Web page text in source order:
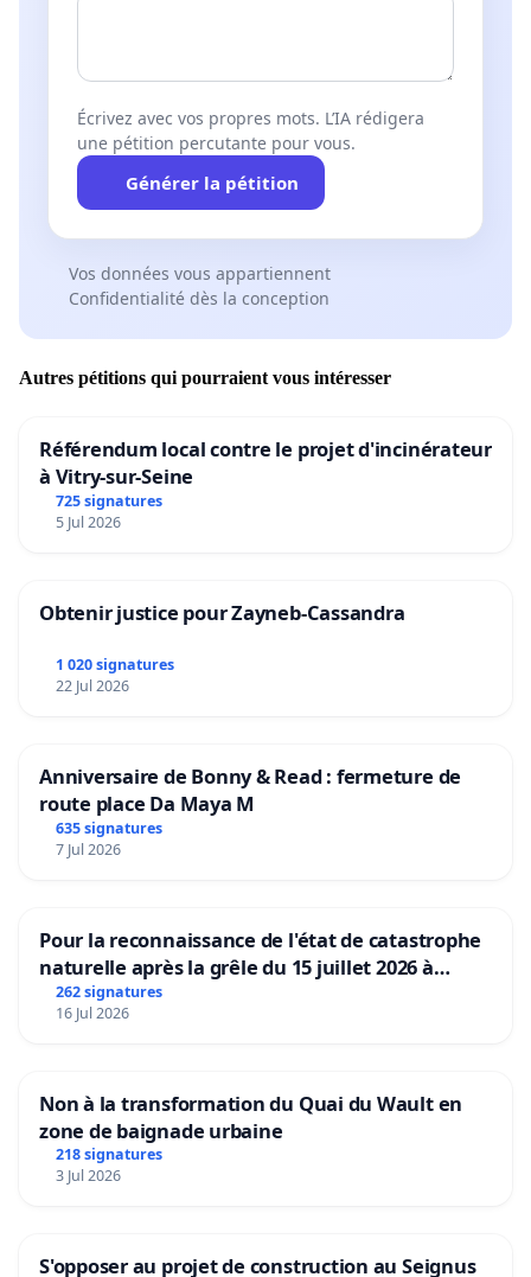
Écrivez avec vos propres mots. L’IA rédigera
une pétition percutante pour vous.
Générer la pétition
Vos données vous appartiennent
Confidentialité dès la conception
Autres pétitions qui pourraient vous intéresser
Référendum local contre le projet d'incinérateur
à Vitry-sur-Seine
725 signatures
5 Jul 2026
Obtenir justice pour Zayneb-Cassandra
1 020 signatures
22 Jul 2026
Anniversaire de Bonny & Read : fermeture de
route place Da Maya M
635 signatures
7 Jul 2026
Pour la reconnaissance de l'état de catastrophe
naturelle après la grêle du 15 juillet 2026 à
Aubenas et ses alentours
262 signatures
16 Jul 2026
Non à la transformation du Quai du Wault en
zone de baignade urbaine
218 signatures
3 Jul 2026
S'opposer au projet de construction au Seignus